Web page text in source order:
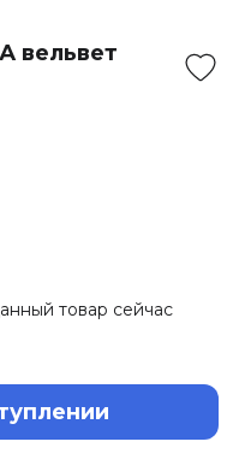
вельвет
товар сейчас